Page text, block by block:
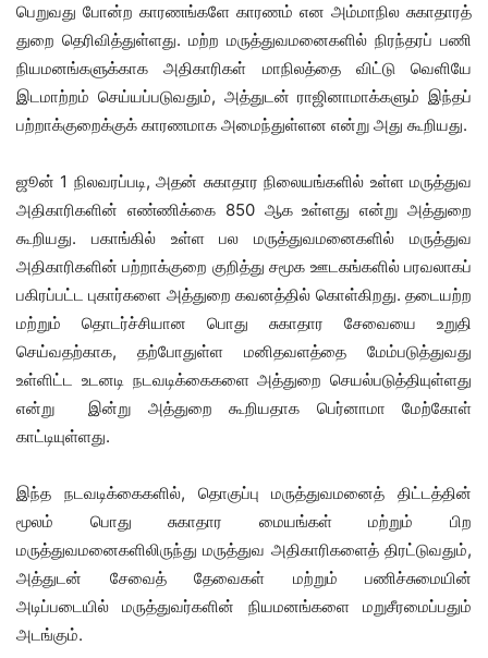
பெறுவது போன்ற காரணங்களே காரணம் என அம்மாநில சுகாதாரத்
துறை தெரிவித்துள்ளது. மற்ற மருத்துவமனைகளில் நிரந்தரப் பணி
நியமனங்களுக்காக அதிகாரிகள் மாநிலத்தை விட்டு வெளியே
இடமாற்றம் செய்யப்படுவதும், அத்துடன் ராஜினாமாக்களும் இந்தப்
பற்றாக்குறைக்குக் காரணமாக அமைந்துள்ளன என்று அது கூறியது.
ஜூன் 1 நிலவரப்படி, அதன் சுகாதார நிலையங்களில் உள்ள மருத்துவ
அதிகாரிகளின் எண்ணிக்கை 850 ஆக உள்ளது என்று அத்துறை
கூறியது. பகாங்கில் உள்ள பல மருத்துவமனைகளில் மருத்துவ
அதிகாரிகளின் பற்றாக்குறை குறித்து சமூக ஊடகங்களில் பரவலாகப்
பகிரப்பட்ட புகார்களை அத்துறை கவனத்தில் கொள்கிறது. தடையற்ற
மற்றும் தொடர்ச்சியான பொது சுகாதார சேவையை உறுதி
செய்வதற்காக, தற்போதுள்ள மனிதவளத்தை மேம்படுத்துவது
உள்ளிட்ட உடனடி நடவடிக்கைகளை அத்துறை செயல்படுத்தியுள்ளது
என்று இன்று அத்துறை கூறியதாக பெர்னாமா மேற்கோள்
காட்டியுள்ளது.
இந்த நடவடிக்கைகளில், தொகுப்பு மருத்துவமனைத் திட்டத்தின்
மூலம் பொது சுகாதார மையங்கள் மற்றும் பிற
மருத்துவமனைகளிலிருந்து மருத்துவ அதிகாரிகளைத் திரட்டுவதும்,
அத்துடன் சேவைத் தேவைகள் மற்றும் பணிச்சுமையின்
அடிப்படையில் மருத்துவர்களின் நியமனங்களை மறுசீரமைப்பதும்
அடங்கும்.